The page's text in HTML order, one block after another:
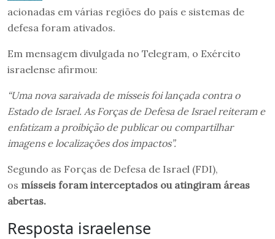
acionadas em várias regiões do país e sistemas de
defesa foram ativados.
Em mensagem divulgada no Telegram, o Exército
israelense afirmou:
“Uma nova saraivada de mísseis foi lançada contra o
Estado de Israel. As Forças de Defesa de Israel reiteram e
enfatizam a proibição de publicar ou compartilhar
imagens e localizações dos impactos”.
Segundo as Forças de Defesa de Israel (FDI),
os mísseis foram interceptados ou atingiram áreas
abertas.
Resposta israelense